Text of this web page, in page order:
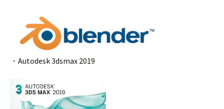
・Autodesk 3dsmax 2019